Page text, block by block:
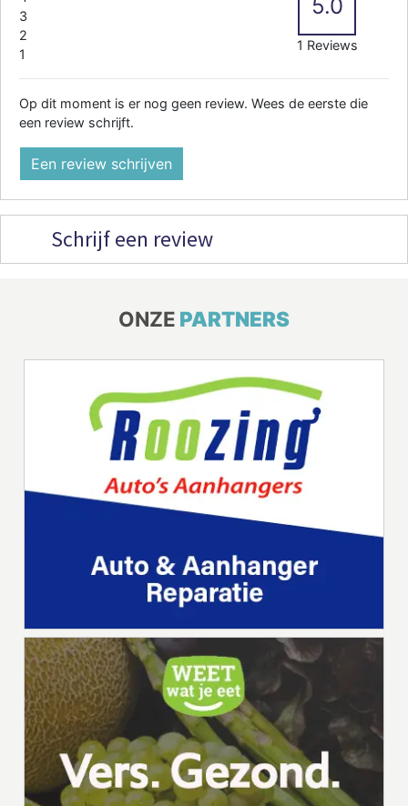
3
2
1
5.0
1 Reviews
Op dit moment is er nog geen review. Wees de eerste die
een review schrijft.
Een review schrijven
Schrijf een review
ONZE PARTNERS